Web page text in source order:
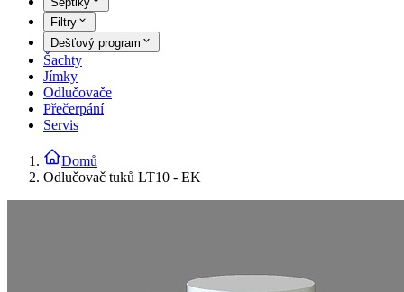
Filtry
Dešťový program
Šachty
Jímky
Odlučovače
Přečerpání
Servis
Domů
Odlučovač tuků LT10 - EK